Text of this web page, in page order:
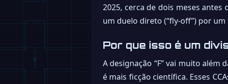
2025, cerca de dois meses
um duelo direto (“fly-off”) por
Por que isso é um
A designação “F” vai muito
é mais ficção científica. Esses